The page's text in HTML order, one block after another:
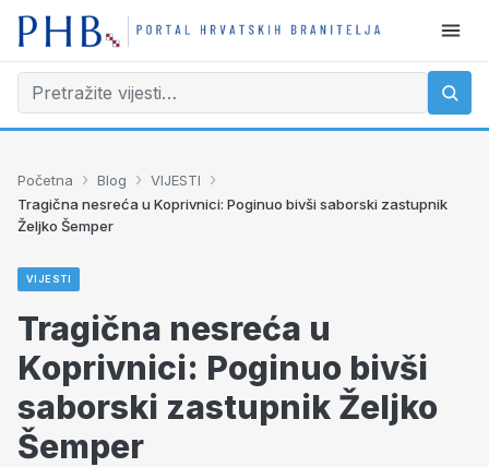
Početna › Blog › VIJESTI ›
Tragična nesreća u Koprivnici: Poginuo bivši saborski zastupnik
Željko Šemper
VIJESTI
Tragična nesreća u
Koprivnici: Poginuo bivši
saborski zastupnik Željko
Šemper